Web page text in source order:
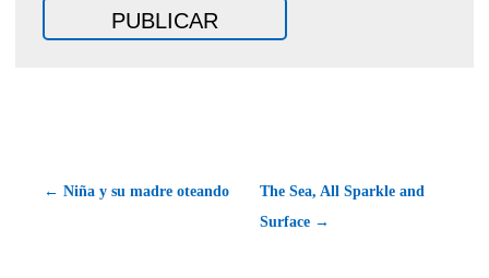
← Niña y su madre oteando
The Sea, All Sparkle and
Surface →